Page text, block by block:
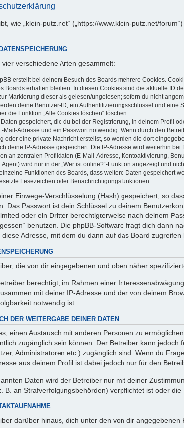
wie „klein-putz.net“ („https://www.klein-putz.net/
verschiedene Arten gesammelt:
erstellt bei deinem Besuch des Boards mehrere Cookies.
Boards erhalten bleiben. In diesen Cookies sind die aktuelle ID
Markierung dieser als gelesen/ungelesen; sofern du nicht
deine Benutzer-ID, ein Authentifizierungsschlüssel und
die Funktion „Alle Cookies löschen“ löschen.
gespeichert, die du bei der Registrierung, in deinem Profil
Mail-Adresse und ein Passwort notwendig. Wenn durch den
oder eine private Nachricht erstellst, so werden die dort
deine IP-Adresse gespeichert. Die IP-Adresse wird weiterhin
an zentralen Profildaten (E-Mail-Adresse, Kontoaktivierung,
wird nur in der „Wer ist online?“-Funktion angezeigt und
Funktionen des Boards, dass weitere Daten gespeichert
Lesezeichen oder Benachrichtigungsfunktionen.
Einwege-Verschlüsselung (Hash) gespeichert, so
Das Passwort ist dein Schlüssel zu deinem
oder ein Dritter berechtigterweise nach deinem
benutzen. Die phpBB-Software fragt dich dann
Adresse, mit dem du dann auf das Board zugreifen
die von dir eingegebenen und oben näher
berechtigt, im Rahmen einer
mit deiner IP-Adresse und der von deinem
notwendig ist.
DER WEITERGABE DEINER DATEN
einen Austausch mit anderen Personen zu
zugänglich sein können. Der Betreiber kann
Administratoren etc.) zugänglich sind. Wenn du
aus deinem Profil ist dabei jedoch nur für den
Daten wird der Betreiber nur mit deiner
B. an Strafverfolgungsbehörden) verpflichtet ist oder
darüber hinaus, dich unter den von dir